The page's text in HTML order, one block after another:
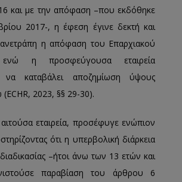
και με την απόφαση –που εκδόθηκε
2017-, η έφεση έγινε δεκτή και
η απόφαση του Επαρχιακού
ενώ η προσφεύγουσα εταιρεία
να καταβάλει αποζημίωση ύψους
2023, §§ 29-30).
εταιρεία, προσέφυγε ενώπιον
ότι η υπερβολική διάρκεια
διαδικασίας –ήτοι άνω των 13 ετών και
παραβίαση του άρθρου 6